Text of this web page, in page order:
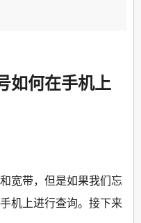
如何在手机上
宽带，但是如果我们忘
机上进行查询。接下来